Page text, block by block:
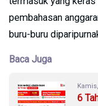
pembahasan
buru-buru
Baca Juga
6